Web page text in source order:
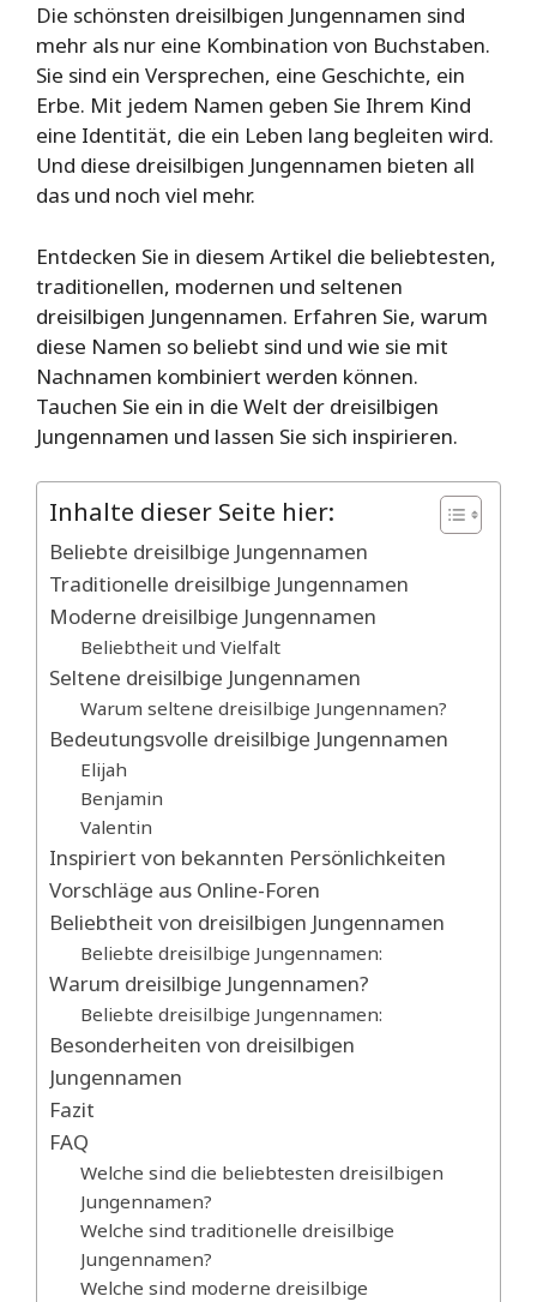
Die schönsten dreisilbigen Jungennamen sind
mehr als nur eine Kombination von Buchstaben.
Sie sind ein Versprechen, eine Geschichte, ein
Erbe. Mit jedem Namen geben Sie Ihrem Kind
eine Identität, die ein Leben lang begleiten wird.
Und diese dreisilbigen Jungennamen bieten all
das und noch viel mehr.
Entdecken Sie in diesem Artikel die beliebtesten,
traditionellen, modernen und seltenen
dreisilbigen Jungennamen. Erfahren Sie, warum
diese Namen so beliebt sind und wie sie mit
Nachnamen kombiniert werden können.
Tauchen Sie ein in die Welt der dreisilbigen
Jungennamen und lassen Sie sich inspirieren.
Inhalte dieser Seite hier:
Beliebte dreisilbige Jungennamen
Traditionelle dreisilbige Jungennamen
Moderne dreisilbige Jungennamen
Beliebtheit und Vielfalt
Seltene dreisilbige Jungennamen
Warum seltene dreisilbige Jungennamen?
Bedeutungsvolle dreisilbige Jungennamen
Elijah
Benjamin
Valentin
Inspiriert von bekannten Persönlichkeiten
Vorschläge aus Online-Foren
Beliebtheit von dreisilbigen Jungennamen
Beliebte dreisilbige Jungennamen:
Warum dreisilbige Jungennamen?
Beliebte dreisilbige Jungennamen:
Besonderheiten von dreisilbigen
Jungennamen
Fazit
FAQ
Welche sind die beliebtesten dreisilbigen
Jungennamen?
Welche sind traditionelle dreisilbige
Jungennamen?
Welche sind moderne dreisilbige